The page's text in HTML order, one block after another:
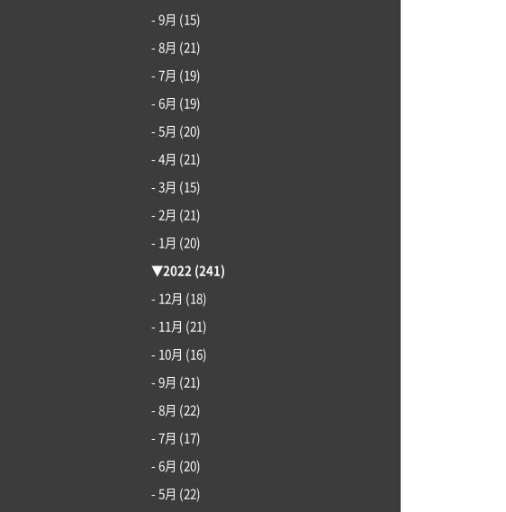
- 9月 (15)
- 8月 (21)
- 7月 (19)
- 6月 (19)
- 5月 (20)
- 4月 (21)
- 3月 (15)
- 2月 (21)
- 1月 (20)
▼2022 (241)
- 12月 (18)
- 11月 (21)
- 10月 (16)
- 9月 (21)
- 8月 (22)
- 7月 (17)
- 6月 (20)
- 5月 (22)